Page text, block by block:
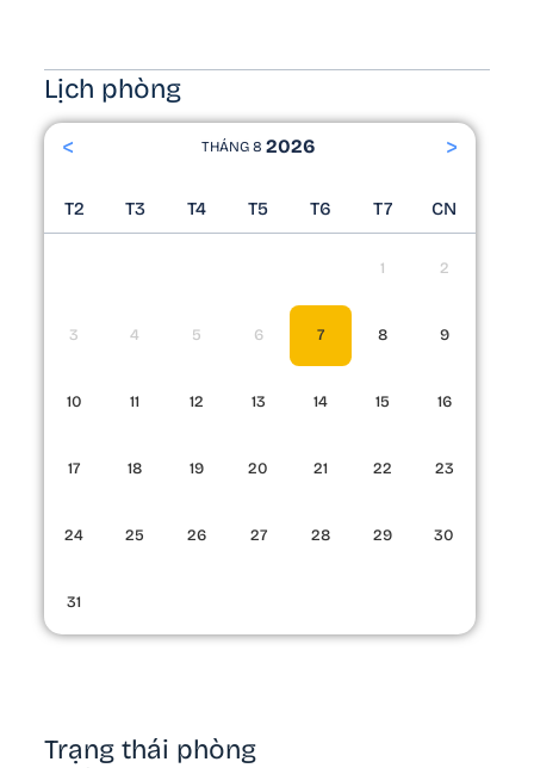
Lịch phòng
< THÁNG 8 2026 >
T2 T3 T4 T5 T6 T7 CN
1 2
3 4 5 6 7 8 9
10 11 12 13 14 15 16
17 18 19 20 21 22 23
24 25 26 27 28 29 30
31
Trạng thái phòng